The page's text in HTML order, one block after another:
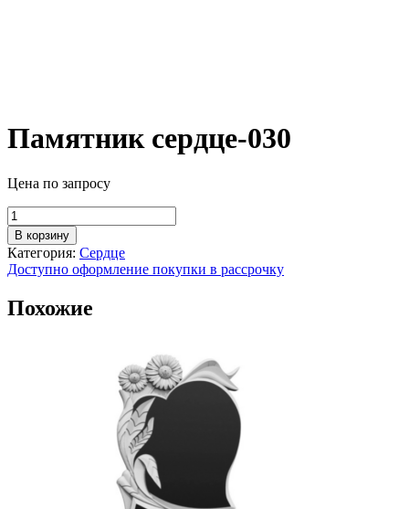
Памятник сердце-030
Цена по запросу
Количество
товара
Памятник
сердце-030
В корзину
Категория: Сердце
Доступно оформление покупки в рассрочку
Похожие